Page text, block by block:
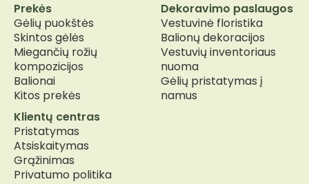
Prekės
Gėlių puokštės
Skintos gėlės
Miegančių rožių
kompozicijos
Balionai
Kitos prekės
Dekoravimo paslaugos
Vestuvinė floristika
Balionų dekoracijos
Vestuvių inventoriaus
nuoma
Gėlių pristatymas į
namus
Klientų centras
Pristatymas
Atsiskaitymas
Grąžinimas
Privatumo politika